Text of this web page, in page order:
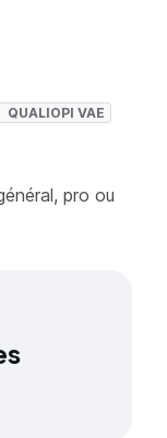
QUALIOPI VAE
pro ou